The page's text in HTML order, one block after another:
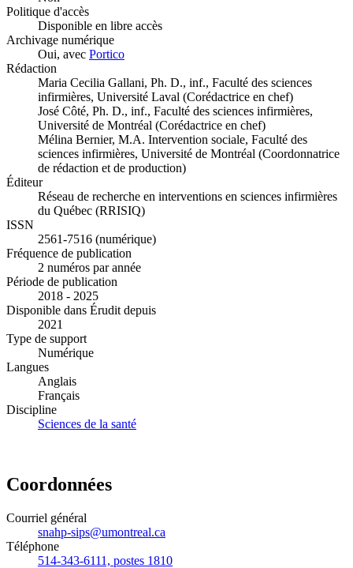
Politique d'accès
Disponible en libre accès
Archivage numérique
Oui, avec Portico
Rédaction
Maria Cecilia Gallani, Ph. D., inf., Faculté des sciences
infirmières, Université Laval (Corédactrice en chef)
José Côté, Ph. D., inf., Faculté des sciences infirmières,
Université de Montréal (Corédactrice en chef)
Mélina Bernier, M.A. Intervention sociale, Faculté des
sciences infirmières, Université de Montréal (Coordonnatrice
de rédaction et de production)
Éditeur
Réseau de recherche en interventions en sciences infirmières
du Québec (RRISIQ)
ISSN
2561-7516 (numérique)
Fréquence de publication
2 numéros par année
Période de publication
2018 - 2025
Disponible dans Érudit depuis
2021
Type de support
Numérique
Langues
Anglais
Français
Discipline
Sciences de la santé
Coordonnées
Courriel général
snahp-sips@umontreal.ca
Téléphone
514-343-6111, postes 1810